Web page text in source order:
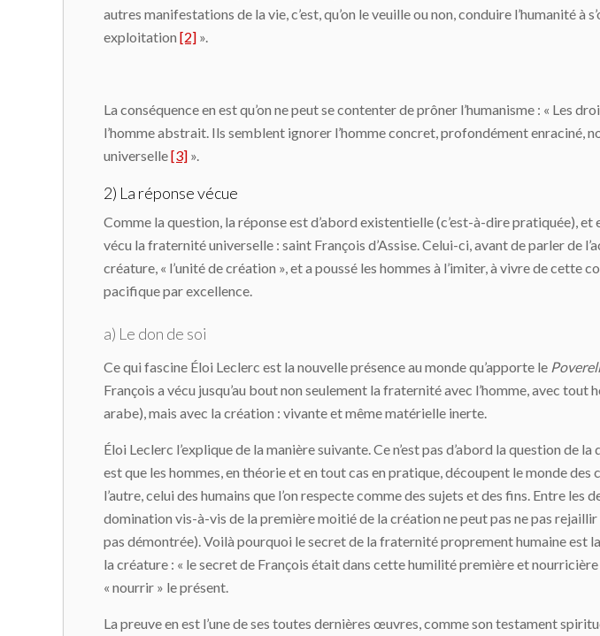
autres manifestations de la vie, c’est, qu’on le veuille ou non, conduire l’humanité
exploitation [2] ».
La conséquence en est qu’on ne peut se contenter de prôner l’humanisme : « Les
l’homme abstrait. Ils semblent ignorer l’homme concret, profondément enraciné,
universelle[3] ».
2) La réponse vécue
Comme la question, la réponse est d’abord existentielle (c’est-à-dire pratiquée),
vécu la fraternité universelle : saint François d’Assise. Celui-ci, avant de parler de
créature, « l’unité de création », et a poussé les hommes à l’imiter, à vivre de cette
pacifique par excellence.
a) Le don de soi
Ce qui fascine Éloi Leclerc est la nouvelle présence au monde qu’apporte le
François a vécu jusqu’au bout non seulement la fraternité avec l’homme, avec
arabe), mais avec la création : vivante et même matérielle inerte.
Éloi Leclerc l’explique de la manière suivante. Ce n’est pas d’abord la question de
est que les hommes, en théorie et en tout cas en pratique, découpent le monde
l’autre, celui des humains que l’on respecte comme des sujets et des fins. Entre
domination vis-à-vis de la première moitié de la création ne peut pas ne pas
pas démontrée). Voilà pourquoi le secret de la fraternité proprement humaine est
la créature : « le secret de François était dans cette humilité première et
« nourrir » le présent.
La preuve en est l’une de ses toutes dernières œuvres, comme son testament